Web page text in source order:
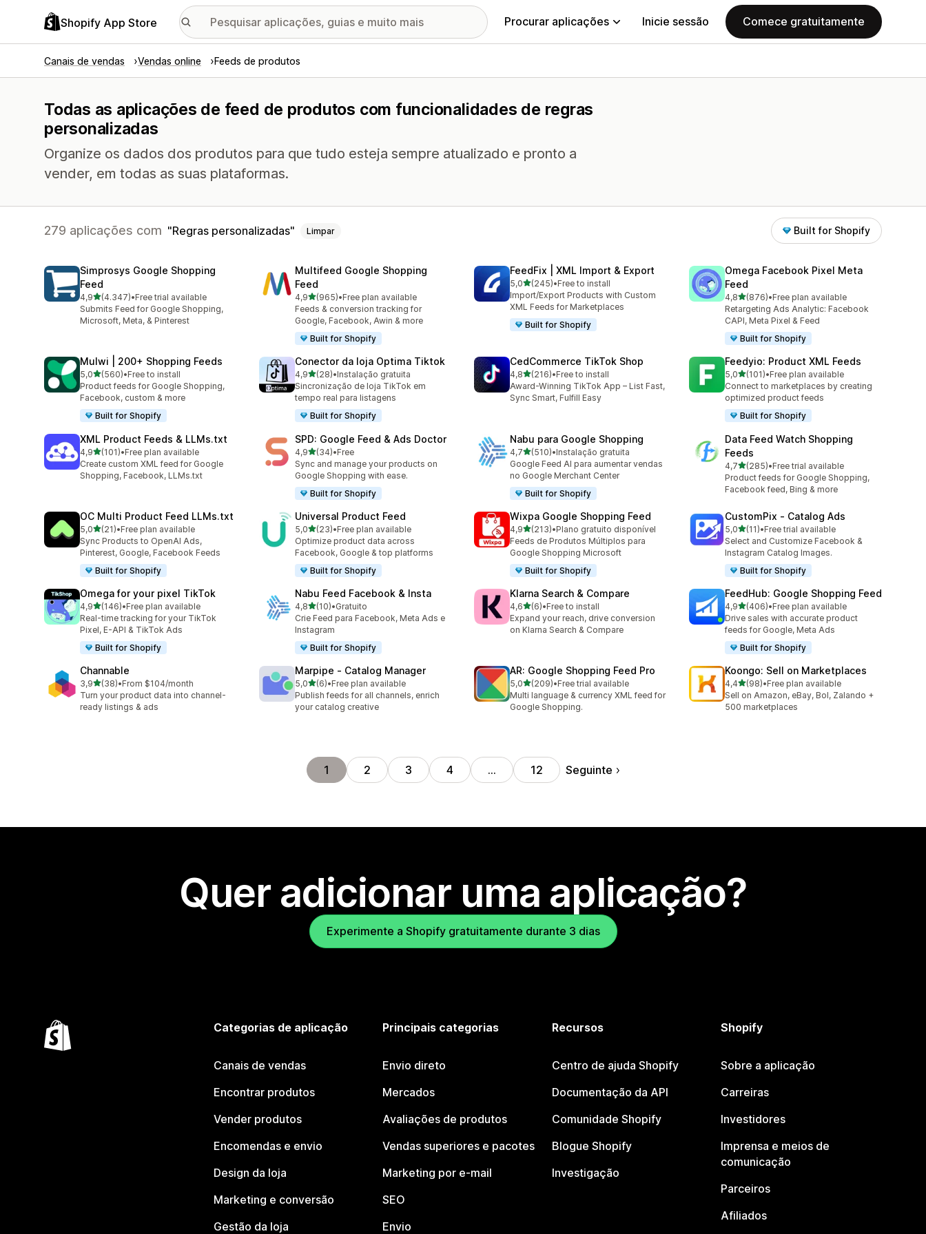
Shopify App Store Procurar aplicações Inicie sessão Comece gratuitamente
Canais de vendas Vendas online Feeds de produtos
Todas as aplicações de feed de produtos com funcionalidades de regras
personalizadas
Organize os dados dos produtos para que tudo esteja sempre atualizado e pronto a
vender, em todas as suas plataformas.
279 aplicações com Regras personalizadas Limpar Built for Shopify
Simprosys Google Shopping
Feed
4,9de 5 estrelas
(4.347)
4347 total de avaliações
•Free trial available
Submits Feed for Google Shopping,
Microsoft, Meta, & Pinterest
Multifeed Google Shopping
Feed
4,9de 5 estrelas
(965)
965 total de avaliações
•Free plan available
Feeds & conversion tracking for
Google, Facebook, Awin & more
Built for Shopify
FeedFix | XML Import & Export
5,0de 5 estrelas
(245)
245 total de avaliações
•Free to install
Import/Export Products with Custom
XML Feeds for Marketplaces
Built for Shopify
Omega Facebook Pixel Meta
Feed
4,8de 5 estrelas
(876)
876 total de avaliações
•Free plan available
Retargeting Ads Analytic: Facebook
CAPI, Meta Pixel & Feed
Built for Shopify
Mulwi | 200+ Shopping Feeds
5,0de 5 estrelas
(560)
560 total de avaliações
•Free to install
Product feeds for Google Shopping,
Facebook, custom & more
Built for Shopify
Conector da loja Optima Tiktok
4,9de 5 estrelas
(28)
28 total de avaliações
•Instalação gratuita
Sincronização de loja TikTok em
tempo real para listagens
Built for Shopify
CedCommerce TikTok Shop
4,8de 5 estrelas
(216)
216 total de avaliações
•Free to install
Award-Winning TikTok App – List Fast,
Sync Smart, Fulfill Easy
Feedyio: Product XML Feeds
5,0de 5 estrelas
(101)
101 total de avaliações
•Free plan available
Connect to marketplaces by creating
optimized product feeds
Built for Shopify
XML Product Feeds & LLMs.txt
4,9de 5 estrelas
(101)
101 total de avaliações
•Free plan available
Create custom XML feed for Google
Shopping, Facebook, LLMs.txt
SPD: Google Feed & Ads Doctor
4,9de 5 estrelas
(34)
34 total de avaliações
•Free
Sync and manage your products on
Google Shopping with ease.
Built for Shopify
Nabu para Google Shopping
4,7de 5 estrelas
(510)
510 total de avaliações
•Instalação gratuita
Google Feed AI para aumentar vendas
no Google Merchant Center
Built for Shopify
Data Feed Watch Shopping
Feeds
4,7de 5 estrelas
(285)
285 total de avaliações
•Free trial available
Product feeds for Google Shopping,
Facebook feed, Bing & more
OC Multi Product Feed LLMs.txt
5,0de 5 estrelas
(21)
21 total de avaliações
•Free plan available
Sync Products to OpenAI Ads,
Pinterest, Google, Facebook Feeds
Built for Shopify
Universal Product Feed
5,0de 5 estrelas
(23)
23 total de avaliações
•Free plan available
Optimize product data across
Facebook, Google & top platforms
Built for Shopify
Wixpa Google Shopping Feed
4,9de 5 estrelas
(213)
213 total de avaliações
•Plano gratuito disponível
Feeds de Produtos Múltiplos para
Google Shopping Microsoft
Built for Shopify
CustomPix ‑ Catalog Ads
5,0de 5 estrelas
(11)
11 total de avaliações
•Free trial available
Select and Customize Facebook &
Instagram Catalog Images.
Built for Shopify
Omega for your pixel TikTok
4,9de 5 estrelas
(146)
146 total de avaliações
•Free plan available
Real-time tracking for your TikTok
Pixel, E-API & TikTok Ads
Built for Shopify
Nabu Feed Facebook & Insta
4,8de 5 estrelas
(10)
10 total de avaliações
•Gratuito
Crie Feed para Facebook, Meta Ads e
Instagram
Built for Shopify
Klarna Search & Compare
4,6de 5 estrelas
(6)
6 total de avaliações
•Free to install
Expand your reach, drive conversion
on Klarna Search & Compare
FeedHub: Google Shopping Feed
4,9de 5 estrelas
(406)
406 total de avaliações
•Free plan available
Drive sales with accurate product
feeds for Google, Meta Ads
Built for Shopify
Channable
3,9de 5 estrelas
(38)
38 total de avaliações
•From $104/month
Turn your product data into channel-
ready listings & ads
Marpipe ‑ Catalog Manager
5,0de 5 estrelas
(6)
6 total de avaliações
•Free plan available
Publish feeds for all channels, enrich
your catalog creative
AR: Google Shopping Feed Pro
5,0de 5 estrelas
(209)
209 total de avaliações
•Free trial available
Multi language & currency XML feed for
Google Shopping.
Koongo: Sell on Marketplaces
4,4de 5 estrelas
(98)
98 total de avaliações
•Free plan available
Sell on Amazon, eBay, Bol, Zalando +
500 marketplaces
1 2 3 4 … 12 Seguinte
Quer adicionar uma aplicação?
Experimente a Shopify gratuitamente durante 3 dias
Categorias de aplicação
Canais de vendas
Encontrar produtos
Vender produtos
Encomendas e envio
Design da loja
Marketing e conversão
Gestão da loja
Principais categorias
Envio direto
Mercados
Avaliações de produtos
Vendas superiores e pacotes
Marketing por e-mail
SEO
Envio
Recursos
Centro de ajuda Shopify
Documentação da API
Comunidade Shopify
Blogue Shopify
Investigação
Shopify
Sobre a aplicação
Carreiras
Investidores
Imprensa e meios de
comunicação
Parceiros
Afiliados